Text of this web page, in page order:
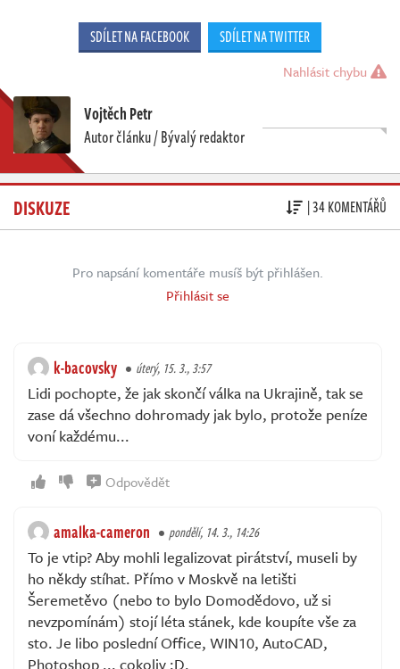
SDÍLET NA FACEBOOK SDÍLET NA TWITTER
Nahlásit chybu
Vojtěch Petr
Autor článku / Bývalý redaktor
DISKUZE | 34 KOMENTÁŘŮ
Pro napsání komentáře musíš být přihlášen.
Přihlásit se
k-bacovsky úterý, 15. 3., 3:57
Lidi pochopte, že jak skončí válka na Ukrajině, tak se
zase dá všechno dohromady jak bylo, protože peníze
voní každému...
Odpovědět
amalka-cameron pondělí, 14. 3., 14:26
To je vtip? Aby mohli legalizovat pirátství, museli by
ho někdy stíhat. Přímo v Moskvě na letišti
Šeremetěvo (nebo to bylo Domodědovo, už si
nevzpomínám) stojí léta stánek, kde koupíte vše za
sto. Je libo poslední Office, WIN10, AutoCAD,
Photoshop ... cokoliv :D.